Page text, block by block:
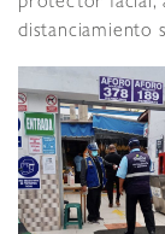
distanciamiento